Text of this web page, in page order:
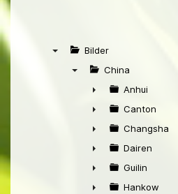
Bilder
China
►
Anhui
►
Canton
►
Changsha
►
Dairen
►
Guilin
Hankow